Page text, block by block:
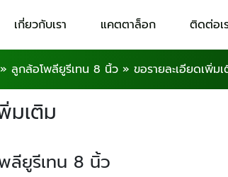
เกี่ยวกับเรา แคตตาล็อก ติดต่อเ
» ลูกล้อโพลียูรีเทน 8 นิ้ว » ขอรายละเอียดเพิ่ม
มเติม
ลียูรีเทน 8 นิ้ว